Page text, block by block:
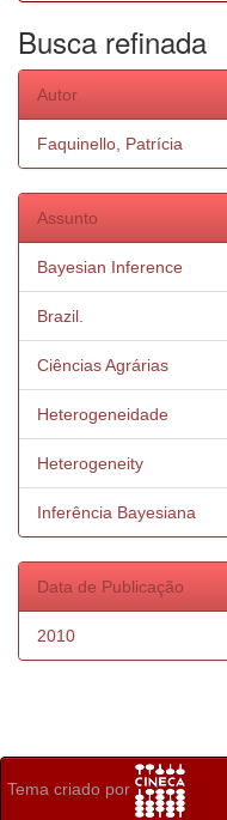
Busca refinada
Autor
Faquinello, Patrícia
Assunto
Bayesian Inference
Brazil.
Ciências Agrárias
Heterogeneidade
Heterogeneity
Inferência Bayesiana
Data de Publicação
2010
Tema criado por